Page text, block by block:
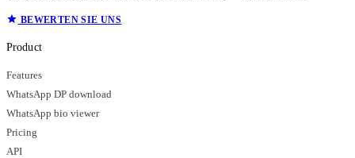
BEWERTEN SIE UNS
Product
Features
WhatsApp DP download
WhatsApp bio viewer
Pricing
API